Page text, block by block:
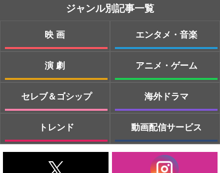
ジャンル別記事一覧
映画
演劇
セレブ＆ゴシップ
トレンド
エンタメ・音楽
アニメ・ゲーム
海外ドラマ
動画配信サービス